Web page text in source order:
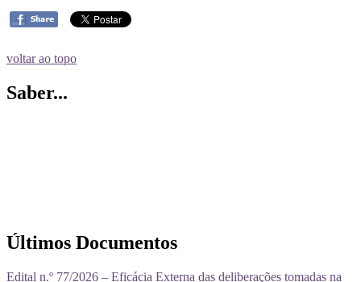
voltar ao topo
Saber...
Últimos Documentos
Edital n.º 77/2026 – Eficácia Externa das deliberações tomadas na